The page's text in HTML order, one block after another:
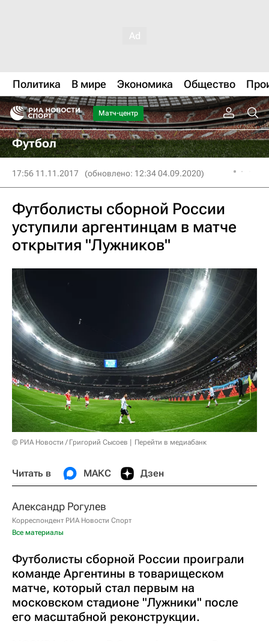
Политика В мире Экономика Общество
Матч-центр
Футбол
17:56 11.11.2017 (обновлено: 12:34 04.09.2020)
Футболисты сборной России
уступили аргентинцам в матче
открытия "Лужников"
© РИА Новости / Григорий Сысоев Перейти в медиабанк
Читать в МАКС Дзен
Александр Рогулев
Корреспондент РИА Новости Спорт
Все материалы
Футболисты сборной России проиграли
команде Аргентины в товарищеском
матче, который стал первым на
московском стадионе "Лужники" после
его масштабной реконструкции.